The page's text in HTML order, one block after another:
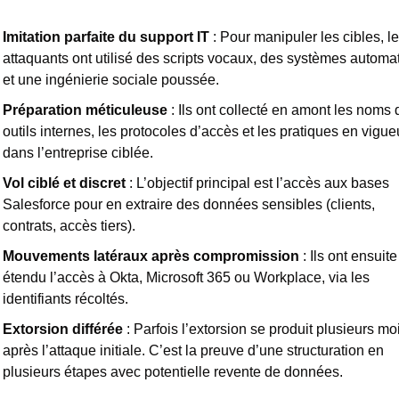
Imitation parfaite du support IT : Pour manipuler les cibles,
attaquants ont utilisé des scripts vocaux, des systèmes
et une ingénierie sociale poussée.
Préparation méticuleuse : Ils ont collecté en amont les noms
outils internes, les protocoles d’accès et les pratiques en
dans l’entreprise ciblée.
Vol ciblé et discret : L’objectif principal est l’accès aux bases
Salesforce pour en extraire des données sensibles (clients,
contrats, accès tiers).
Mouvements latéraux après compromission : Ils ont ensuite
étendu l’accès à Okta, Microsoft 365 ou Workplace, via les
identifiants récoltés.
Extorsion différée : Parfois l’extorsion se produit plusieurs
après l’attaque initiale. C’est la preuve d’une structuration en
plusieurs étapes avec potentielle revente de données.